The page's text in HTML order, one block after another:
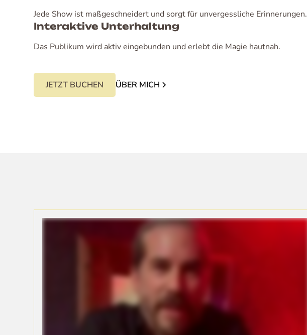
Jede Show ist maßgeschneidert und sorgt für unvergessliche Erinnerungen.
Interaktive Unterhaltung
Das Publikum wird aktiv eingebunden und erlebt die Magie hautnah.
JETZT BUCHEN ÜBER MICH